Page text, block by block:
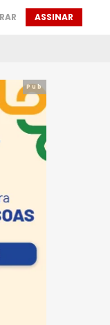
ASSINAR
Pub